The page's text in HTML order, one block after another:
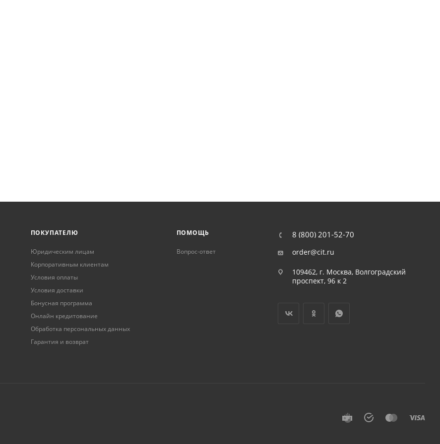
ПОКУПАТЕЛЮ
Юридическим лицам
Корпоративным клиентам
Условия оплаты
Условия доставки
Бонусная программа
Онлайн кредитование
Обработка персональных данных
Гарантия и возврат
ПОМОЩЬ
Вопрос-ответ
8 (800) 201-52-70
order@cit.ru
109462, г. Москва, Волгоградский
проспект, 96 к 2